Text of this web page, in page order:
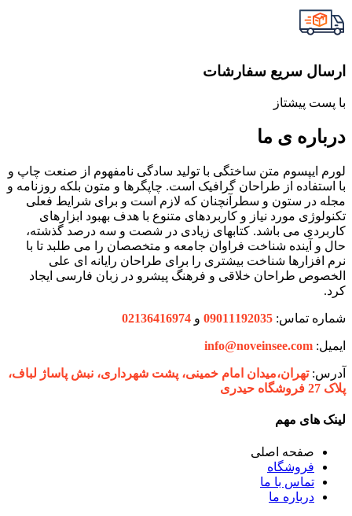
ارسال سریع سفارشات
با پست پیشتاز
درباره ی ما
لورم ایپسوم متن ساختگی با تولید سادگی نامفهوم از صنعت چاپ و
با استفاده از طراحان گرافیک است. چاپگرها و متون بلکه روزنامه و
مجله در ستون و سطرآنچنان که لازم است و برای شرایط فعلی
تکنولوژی مورد نیاز و کاربردهای متنوع با هدف بهبود ابزارهای
کاربردی می باشد. کتابهای زیادی در شصت و سه درصد گذشته،
حال و آینده شناخت فراوان جامعه و متخصصان را می طلبد تا با
نرم افزارها شناخت بیشتری را برای طراحان رایانه ای علی
الخصوص طراحان خلاقی و فرهنگ پیشرو در زبان فارسی ایجاد
کرد.
شماره تماس: 09011192035 و 02136416974
ایمیل: info@noveinsee.com
آدرس:تهران،‌میدان امام خمینی، پشت شهرداری، نبش پاساژ لباف،
پلاک 27 فروشگاه حیدری
لینک های مهم
صفحه اصلی
فروشگاه
تماس با ما
درباره ما